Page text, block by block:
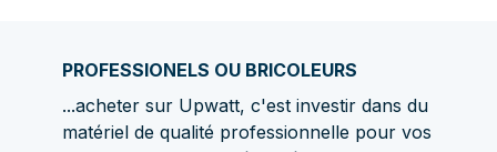
PROFESSIONELS OU BRICOLEURS
...acheter sur Upwatt, c'est investir dans du
matériel de qualité professionnelle pour vos